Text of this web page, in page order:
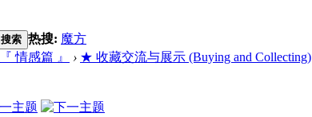
搜索 热搜: 魔方
『 情感篇 』 › ★ 收藏交流与展示 (Buying and Collecting)